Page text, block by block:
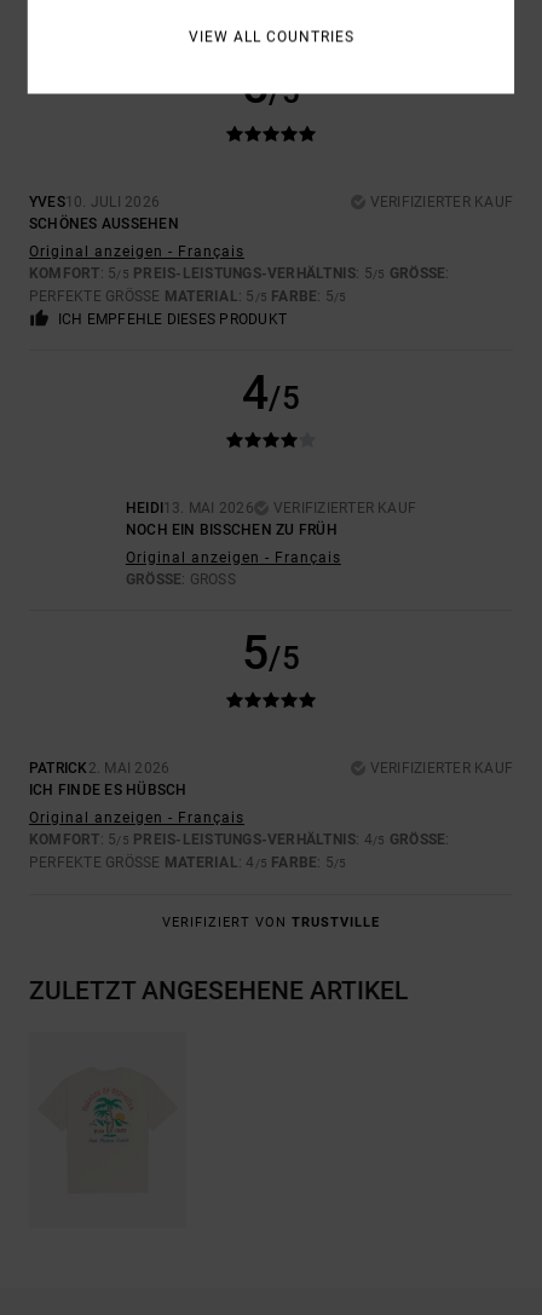
5/5
YVES10. JULI 2026
VERIFIZIERTER KAUF
SCHÖNES AUSSEHEN
Original anzeigen - Français
KOMFORT: 5/5 PREIS-LEISTUNGS-VERHÄLTNIS: 5/5 GRÖSSE :
PERFEKTE GRÖSSE MATERIAL: 5 /5 FARBE: 5/5
ICH EMPFEHLE DIESES PRODUKT
4/5
HEIDI 13. MAI 2026
VERIFIZIERTER KAUF
NOCH EIN BISSCHEN ZU FRÜH
Original anzeigen - Français
GRÖSSE : GROSS
5/5
PATRICK 2. MAI 2026
VERIFIZIERTER KAUF
ICH FINDE ES HÜBSCH
Original anzeigen - Français
KOMFORT: 5/5 PREIS-LEISTUNGS-VERHÄLTNIS: 4/5 GRÖSSE :
PERFEKTE GRÖSSE MATERIAL: 4 /5 FARBE: 5/5
VERIFIZIERT VON TRUSTVILLE
ZULETZT ANGESEHENE ARTIKEL
VIEW ALL COUNTRIES